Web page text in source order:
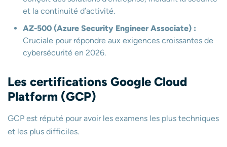
et la continuité d’activité.
AZ-500 (Azure Security Engineer Associate) :
Cruciale pour répondre aux exigences croissantes de
cybersécurité en 2026.
Les certifications Google Cloud
Platform (GCP)
GCP est réputé pour avoir les examens les plus techniques
et les plus difficiles.